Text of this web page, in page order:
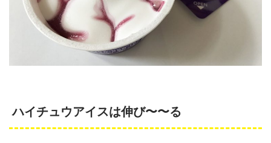
ハイチュウアイスは伸び〜〜る